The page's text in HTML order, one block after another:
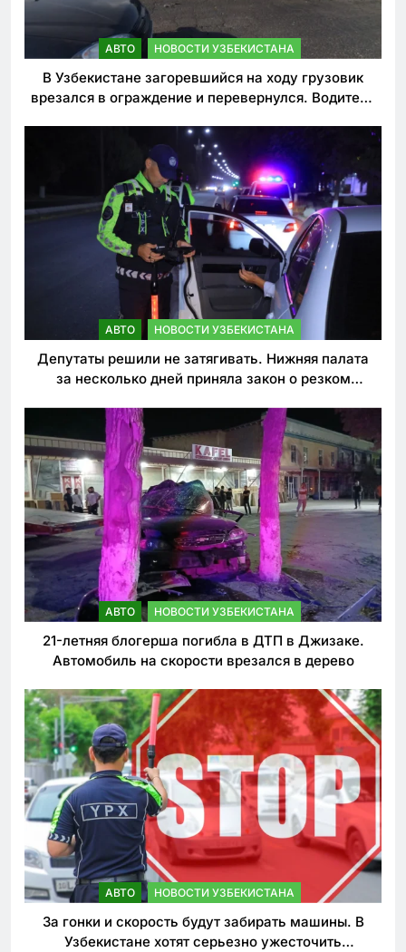
АВТО НОВОСТИ УЗБЕКИСТАНА
В Узбекистане загоревшийся на ходу грузовик
врезался в ограждение и перевернулся. Водитель
АВТО НОВОСТИ УЗБЕКИСТАНА
Депутаты решили не затягивать. Нижняя палата
за несколько дней приняла закон о резком
АВТО НОВОСТИ УЗБЕКИСТАНА
21-летняя блогерша погибла в ДТП в Джизаке.
Автомобиль на скорости врезался в дерево
АВТО НОВОСТИ УЗБЕКИСТАНА
За гонки и скорость будут забирать машины. В
Узбекистане хотят серьезно ужесточить